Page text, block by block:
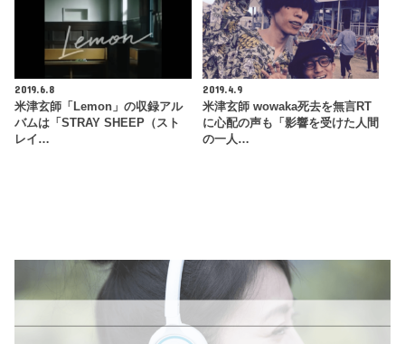
2019.6.8
米津玄師「Lemon」の収録アル
バムは「STRAY SHEEP（スト
レイ…
2019.4.9
米津玄師 wowaka死去を無言RT
に心配の声も「影響を受けた人間
の一人…